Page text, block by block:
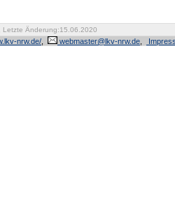
Letzte Änderung:15.06.2020
nrw.de/
webmaster@lkv-nrw.de